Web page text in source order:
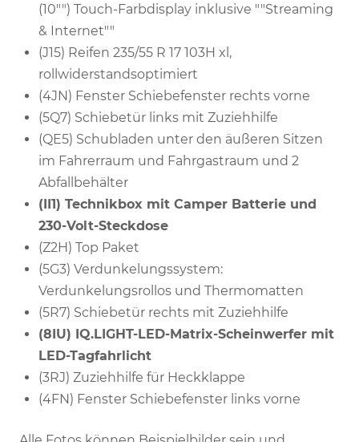
(10"") Touch-Farbdisplay inklusive ""Streaming
& Internet""
(J15) Reifen 235/55 R 17 103H xl,
rollwiderstandsoptimiert
(4JN) Fenster Schiebefenster rechts vorne
(5Q7) Schiebetür links mit Zuziehhilfe
(QE5) Schubladen unter den äußeren Sitzen
im Fahrerraum und Fahrgastraum und 2
Abfallbehälter
(II1) Technikbox mit Camper Batterie und
230-Volt-Steckdose
(Z2H) Top Paket
(5G3) Verdunkelungssystem:
Verdunkelungsrollos und Thermomatten
(5R7) Schiebetür rechts mit Zuziehhilfe
(8IU) IQ.LIGHT-LED-Matrix-Scheinwerfer mit
LED-Tagfahrlicht
(3RJ) Zuziehhilfe für Heckklappe
(4FN) Fenster Schiebefenster links vorne